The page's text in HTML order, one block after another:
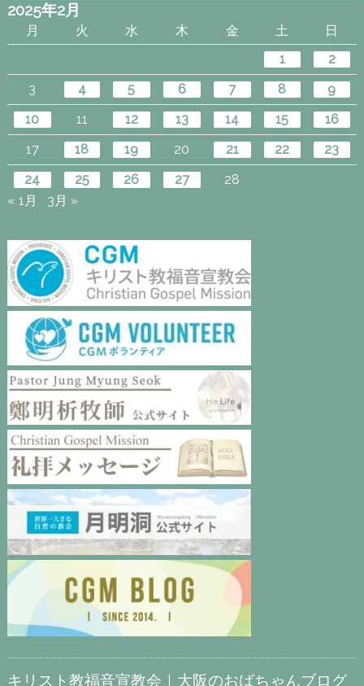
2025年2月
月 火 水 木 金 土
日
1
2
3
4 5 6 7 8
9
10
11 12 13 14 15
16
17
18 19 20 21 22
23
24
25 26 27
28
« 1月
3月 »
キリスト教福音宣教会｜大阪のおばちゃんブログ